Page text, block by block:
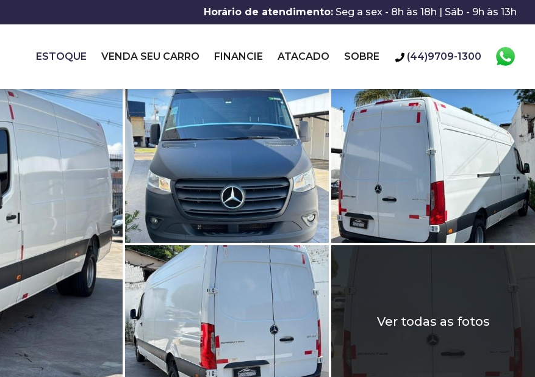
Horário de atendimento: Seg a sex - 8h às 18h | Sáb - 9h às 13h
ESTOQUE VENDA SEU CARRO FINANCIE ATACADO SOBRE (44)9709-1300
Ver todas as fotos